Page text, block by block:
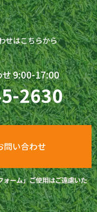
せはこちらから
せ 9:00-17:00
2630
問い合わせ
ーム」ご使用はご遠慮いた